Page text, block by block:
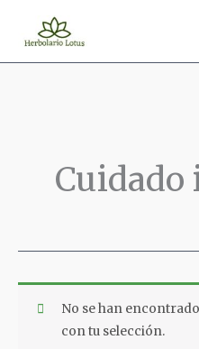
No se han
con tu selección.